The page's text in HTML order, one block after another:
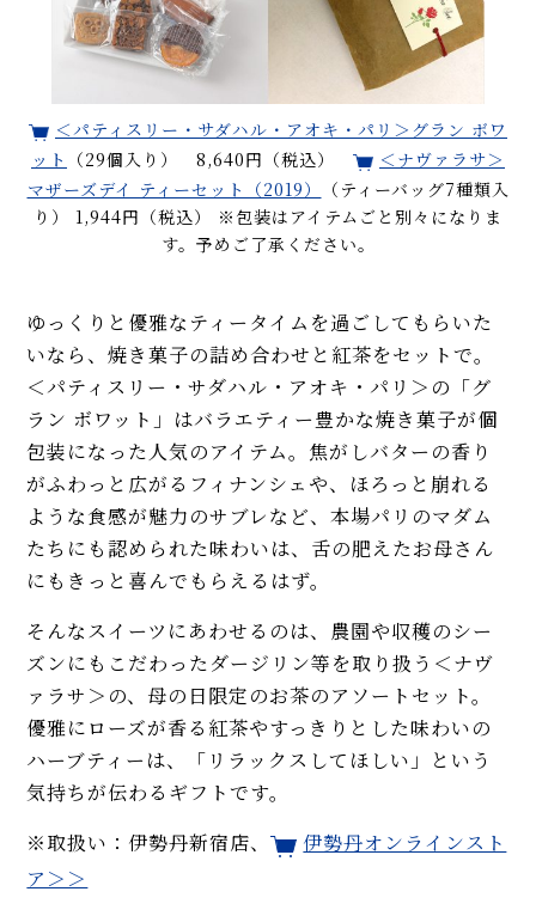
＜パティスリー・サダハル・アオキ・パリ＞グラン ボワ
ット
（29個入り） 8,640円（税込）
＜ナヴァラサ＞
マザーズデイ ティーセット（2019）
（ティーバッグ7種類入
り） 1,944円（税込） ※包装はアイテムごと別々になりま
す。予めご了承ください。
ゆっくりと優雅なティータイムを過ごしてもらいた
いなら、焼き菓子の詰め合わせと紅茶をセットで。
＜パティスリー・サダハル・アオキ・パリ＞の「グ
ラン ボワット」はバラエティー豊かな焼き菓子が個
包装になった人気のアイテム。焦がしバターの香り
がふわっと広がるフィナンシェや、ほろっと崩れる
ような食感が魅力のサブレなど、本場パリのマダム
たちにも認められた味わいは、舌の肥えたお母さん
にもきっと喜んでもらえるはず。
そんなスイーツにあわせるのは、農園や収穫のシー
ズンにもこだわったダージリン等を取り扱う＜ナヴ
ァラサ＞の、母の日限定のお茶のアソートセット。
優雅にローズが香る紅茶やすっきりとした味わいの
ハーブティーは、「リラックスしてほしい」という
気持ちが伝わるギフトです。
※取扱い：伊勢丹新宿店、
伊勢丹オンラインスト
ア＞＞